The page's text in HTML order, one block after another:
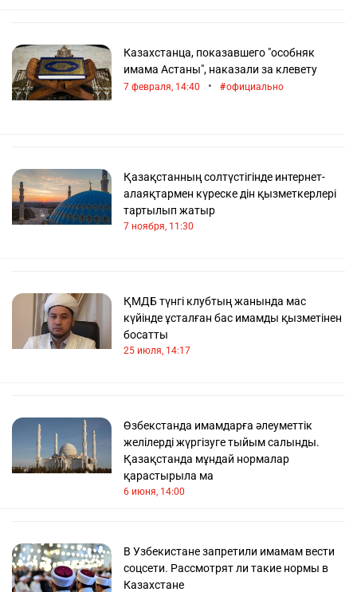
Казахстанца, показавшего "особняк
имама Астаны", наказали за клевету
7 февраля, 14:40 • официально
Қазақстанның солтүстігінде интернет-
алаяқтармен күреске дін қызметкерлері
тартылып жатыр
7 ноября, 11:30
ҚМДБ түнгі клубтың жанында мас
күйінде ұсталған бас имамды қызметінен
босатты
25 июля, 14:17
Өзбекстанда имамдарға әлеуметтік
желілерді жүргізуге тыйым салынды.
Қазақстанда мұндай нормалар
қарастырыла ма
6 июня, 14:00
В Узбекистане запретили имамам вести
соцсети. Рассмотрят ли такие нормы в
Казахстане